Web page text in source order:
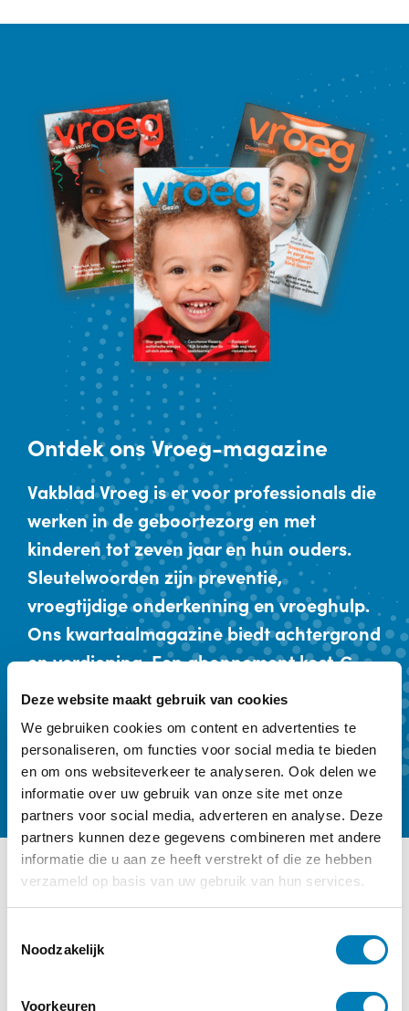
Deze website maakt gebruik van cookies
We gebruiken cookies om content en advertenties te
personaliseren, om functies voor social media te bieden
en om ons websiteverkeer te analyseren. Ook delen we
informatie over uw gebruik van onze site met onze
partners voor social media, adverteren en analyse. Deze
partners kunnen deze gegevens combineren met andere
informatie die u aan ze heeft verstrekt of die ze hebben
verzameld op basis van uw gebruik van hun services.
Noodzakelijk
Voorkeuren
Ontdekons Vroeg-magazine
Vakblad Vroeg is er voor professionals die
werken in de geboortezorg en met
kinderen tot zeven jaar en hun ouders.
Sleutelwoorden zijn preventie,
vroegtijdige onderkenning en vroeghulp.
Ons kwartaalmagazine biedt achtergrond
en verdieping. Een abonnement kost €
59,- per jaar.
Kennismaken Abonneren
Ander interessant nieuws
Categorie: